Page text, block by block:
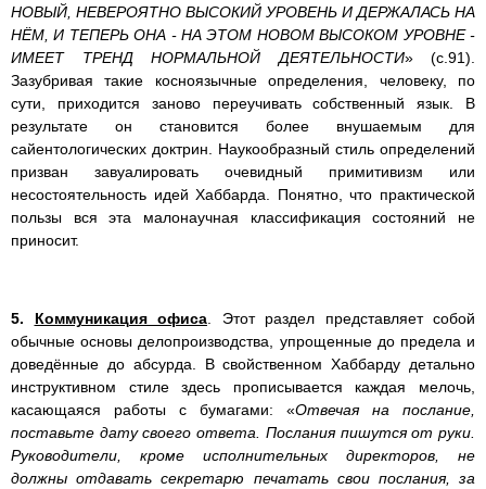
НОВЫЙ, НЕВЕРОЯТНО ВЫСОКИЙ УРОВЕНЬ И ДЕРЖАЛАСЬ НА
НЁМ, И ТЕПЕРЬ ОНА - НА ЭТОМ НОВОМ ВЫСОКОМ УРОВНЕ -
ИМЕЕТ ТРЕНД НОРМАЛЬНОЙ ДЕЯТЕЛЬНОСТИ» (с.91).
Зазубривая такие косноязычные определения, человеку, по
сути, приходится заново переучивать собственный язык. В
результате он становится более внушаемым для
сайентологических доктрин. Наукообразный стиль определений
призван завуалировать очевидный примитивизм или
несостоятельность идей Хаббарда. Понятно, что практической
пользы вся эта малонаучная классификация состояний не
приносит.
5. Коммуникация офиса . Этот раздел представляет собой
обычные основы делопроизводства, упрощенные до предела и
доведённые до абсурда. В свойственном Хаббарду детально
инструктивном стиле здесь прописывается каждая мелочь,
касающаяся работы с бумагами: «Отвечая на послание,
поставьте дату своего ответа. Посла­ния пишутся от руки.
Руководители, кроме исполнительных директоров, не
должны отдавать секретарю печатать свои послания, за